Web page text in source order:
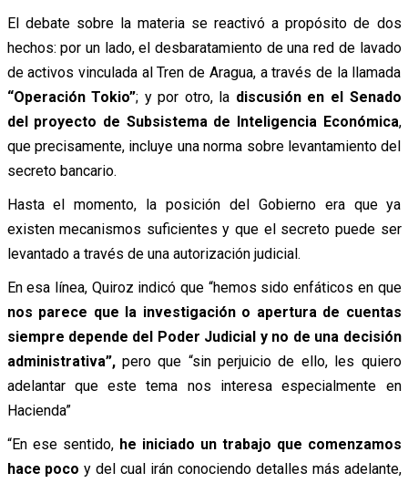
El debate sobre la materia se reactivó a propósito de dos
hechos: por un lado, el desbaratamiento de una red de lavado
de activos vinculada al Tren de Aragua, a través de la llamada
“Operación Tokio”; y por otro, la discusión en el Senado
del proyecto de Subsistema de Inteligencia Económica,
que precisamente, incluye una norma sobre levantamiento del
secreto bancario.
Hasta el momento, la posición del Gobierno era que ya
existen mecanismos suficientes y que el secreto puede ser
levantado a través de una autorización judicial.
En esa línea, Quiroz indicó que “hemos sido enfáticos en que
nos parece que la investigación o apertura de cuentas
siempre depende del Poder Judicial y no de una decisión
administrativa”,pero que “sin perjuicio de ello, les quiero
adelantar que este tema nos interesa especialmente en
Hacienda”
“En ese sentido, he iniciado un trabajo que comenzamos
hace poco y del cual irán conociendo detalles más adelante,